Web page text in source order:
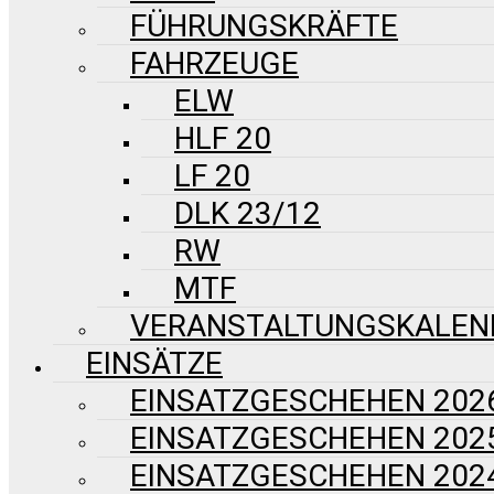
FÜHRUNGSKRÄFTE
FAHRZEUGE
ELW
HLF 20
LF 20
DLK 23/12
RW
MTF
EINSÄTZE
EINSATZGESCHEHEN
EINSATZGESCHEHEN
EINSATZGESCHEHEN